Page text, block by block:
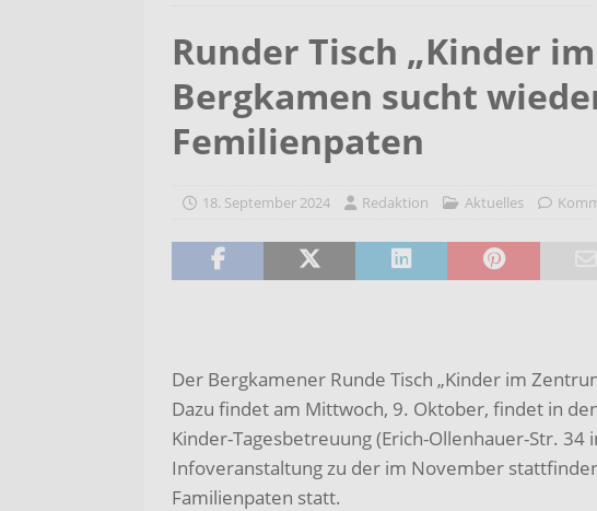
[ 6. August 2026 ]
Bürgerreise 2026 nach
AKTUELLES
AKTUELLES
Runder Tisch „Kinder
Bergkamen sucht
Femilienpaten
18. September 2024 Redaktion Aktuelles
Der Bergkamener Runde Tisch „Kinder im
Dazu findet am Mittwoch, 9. Oktober, findet in
Kinder-Tagesbetreuung (Erich-Ollenhauer-Str.
Infoveranstaltung zu der im November
Familienpaten statt.